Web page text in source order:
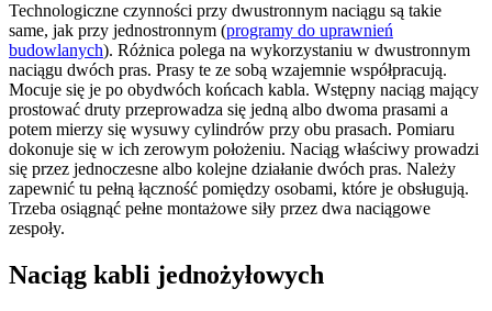
Technologiczne czynności przy dwustronnym naciągu są takie
same, jak przy jednostronnym (programy do uprawnień
budowlanych). Różnica polega na wykorzystaniu w dwustronnym
naciągu dwóch pras. Prasy te ze sobą wzajemnie współpracują.
Mocuje się je po obydwóch końcach kabla. Wstępny naciąg mający
prostować druty przeprowadza się jedną albo dwoma prasami a
potem mierzy się wysuwy cylindrów przy obu prasach. Pomiaru
dokonuje się w ich zerowym położeniu. Naciąg właściwy prowadzi
się przez jednoczesne albo kolejne działanie dwóch pras. Należy
zapewnić tu pełną łączność pomiędzy osobami, które je obsługują.
Trzeba osiągnąć pełne montażowe siły przez dwa naciągowe
zespoły.
Naciąg kabli jednożyłowych